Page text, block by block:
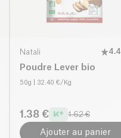
Natali 4.4
Poudre Lever bio
50g | 32.40 €/Kg
1.38 € 1.62 €
Ajouter au panier